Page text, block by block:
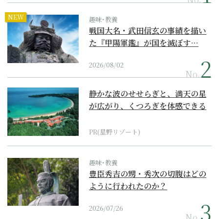
NEW 趣味･教養
戦国大名・武田信玄の事績を描い
た『甲陽軍鑑』が国を滅ぼす…
2026/08/02
No.
静かな波のせせらぎと、満天の星
が広がり、くつろぎを体感できる
PR(星野リゾート)
趣味･教養
豊臣秀吉の甥・秀次の切腹はどの
ように行われたのか？
2026/07/26